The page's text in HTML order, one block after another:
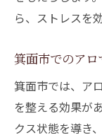
ら、ストレスを
箕面市でのア
箕面市では、ア
を整える効果が
クス状態を導き